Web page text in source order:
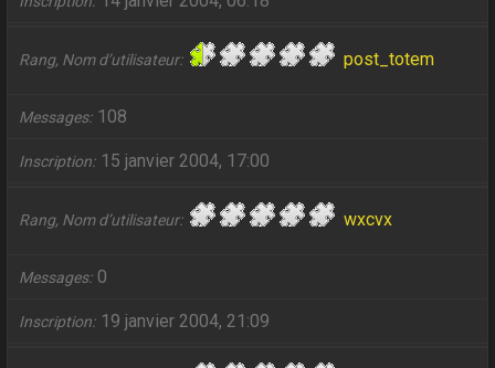
Rang, Nom d’utilisateur post_totem
Messages 108
Inscription 15 janvier 2004, 17:00
Rang, Nom d’utilisateur wxcvx
Messages 0
Inscription 19 janvier 2004, 21:09